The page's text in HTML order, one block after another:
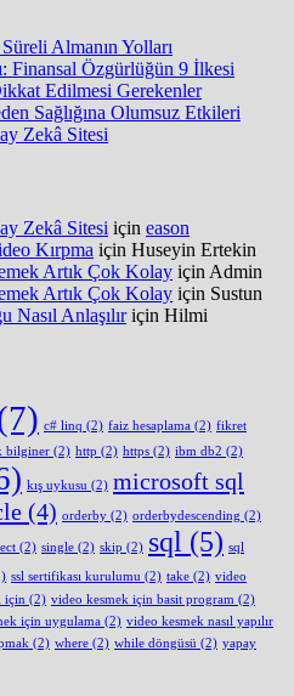
Almanın Yolları
Finansal Özgürlüğün 9 İlkesi
Edilmesi Gerekenler
Sağlığına Olumsuz Etkileri
Zekâ Sitesi
Zekâ Sitesi için eason
Kırpma için Huseyin Ertekin
Artık Çok Kolay için Admin
Artık Çok Kolay için Sustun
Nasıl Anlaşılıriçin Hilmi
c# linq (2) faiz hesaplama (2) fikret
bilginer (2) http (2) https (2) ibm db2 (2)
kış uykusu (2) microsoft sql
(4) orderby (2) orderbydescending (2)
(2) single (2) skip (2) sql (5) sql
ssl sertifikası kurulumu (2) take (2) video
için (2) video kesmek için basit program (2)
için uygulama (2) video kesmek nasıl yapılır
(2) where (2) while döngüsü (2) yapay